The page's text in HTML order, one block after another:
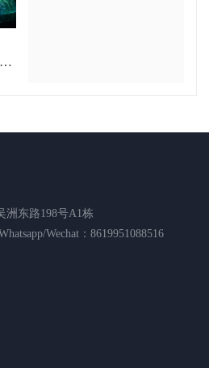
洲东路198号A1栋
Wechat：8619951088516